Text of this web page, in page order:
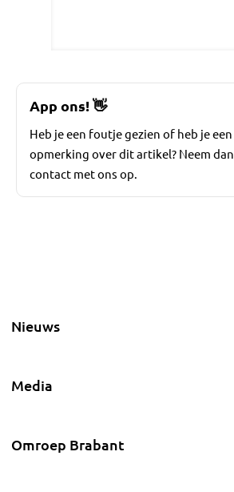
App ons!👋
Heb je een foutje gezien of heb je een
opmerking over dit artikel? Neem dan
contact met ons op.
Nieuws
Media
Omroep Brabant